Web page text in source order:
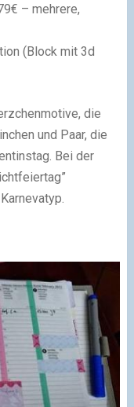
– mehrere,
(Block mit 3d
die
und Paar, die
Bei der